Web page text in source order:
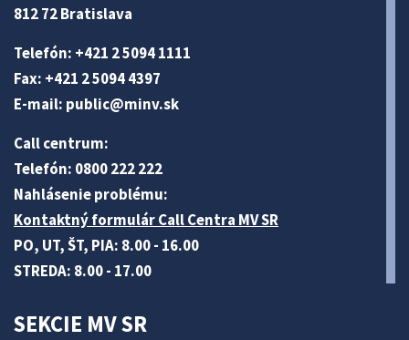
812 72 Bratislava
Telefón: +421 2 5094 1111
Fax: +421 2 5094 4397
E-mail: public@minv.sk
Call centrum:
Telefón: 0800 222 222
Nahlásenie problému:
Kontaktný formulár Call Centra MV SR
PO, UT, ŠT, PIA: 8.00 - 16.00
STREDA: 8.00 - 17.00
SEKCIE MV SR